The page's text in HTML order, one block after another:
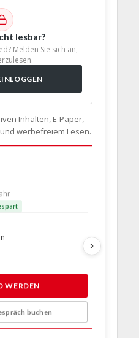
lesbar?
Melden Sie sich an,
Inhalten, E-Paper,
werbefreiem Lesen.
WERDEN
buchen